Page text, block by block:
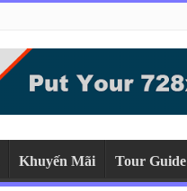
Khuyến Mãi Tour Guide